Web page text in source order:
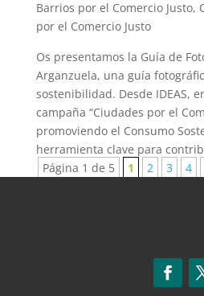
Barrios por el Comercio Justo,
por el Comercio Justo
Os presentamos la Guía de
Arganzuela, una guía
sostenibilidad. Desde IDEAS,
campaña “Ciudades por el
promoviendo el Consumo
herramienta clave para
Página 1 de 5
1 2 3 4